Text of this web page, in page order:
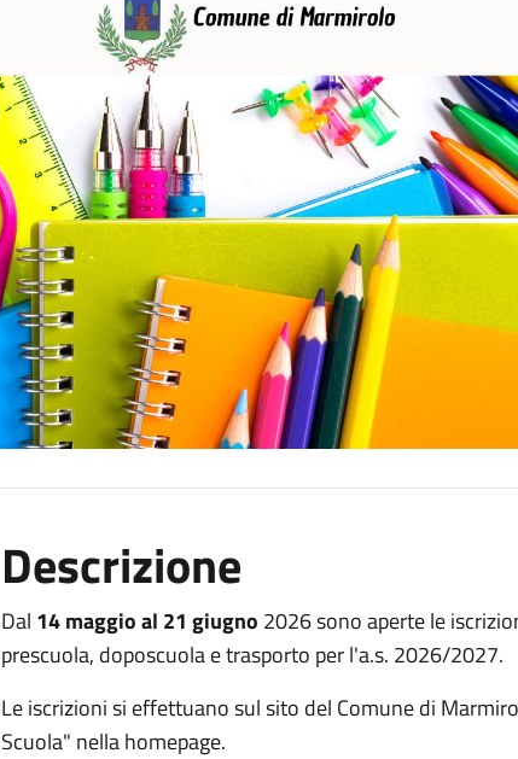
Descrizione
Dal 14 maggio al 21 giugno 2026 sono aperte le
prescuola, doposcuola e trasporto per l'a.s. 2026/2027.
Le iscrizioni si effettuano sul sito del Comune di
Scuola" nella homepage.